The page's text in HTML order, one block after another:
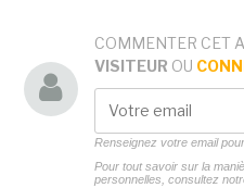
COMMENTER CET
VISITEUR OU
Renseignez votre email
Pour tout savoir sur la
personnelles, consultez